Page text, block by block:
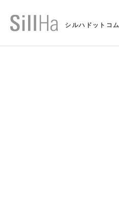
シルハドットコム